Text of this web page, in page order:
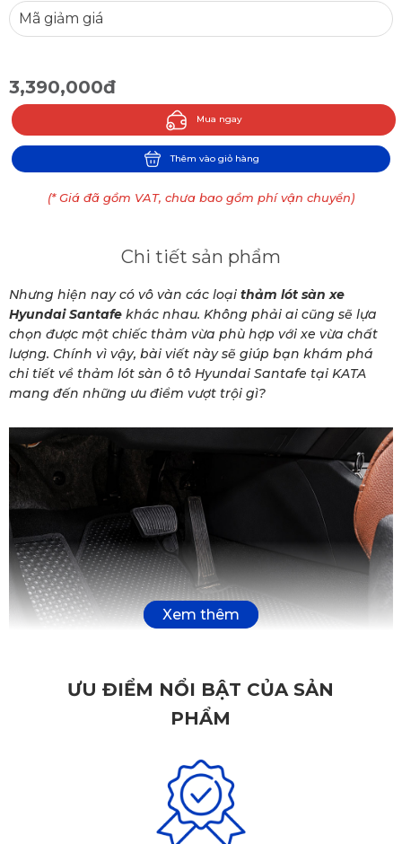
3,390,000đ
Mua ngay
Thêm vào giỏ hàng
(* Giá đã gồm VAT, chưa bao gồm phí vận chuyển)
Chi tiết sản phẩm
Nhưng hiện nay có vô vàn các loại thảm lót sàn xe
Hyundai Santafe khác nhau. Không phải ai cũng sẽ lựa
chọn được một chiếc thảm vừa phù hợp với xe vừa chất
lượng. Chính vì vậy, bài viết này sẽ giúp bạn khám phá
chi tiết về thảm lót sàn ô tô Hyundai Santafe tại KATA
mang đến những ưu điểm vượt trội gì?
Thảm lót sàn ô tô Hyundai Santafe ở ghế lái màu đen
ƯU ĐIỂM NỔI BẬT CỦA SẢN
PHẨM